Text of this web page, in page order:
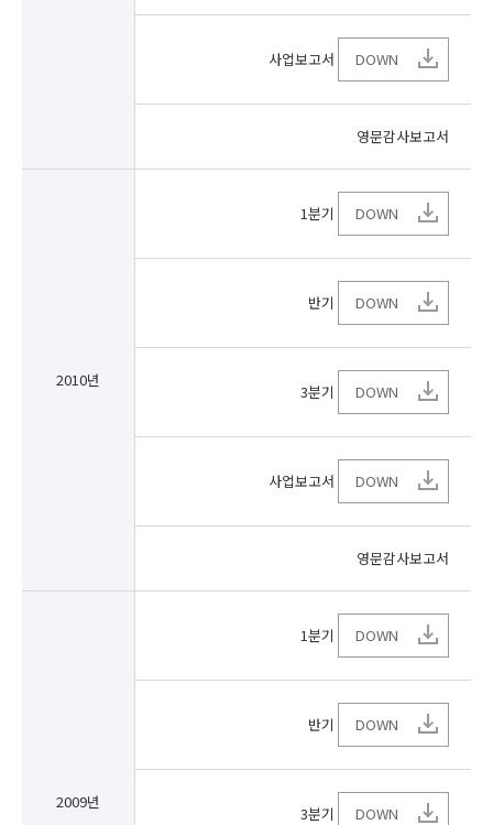
사업보고서 DOWN
영문감사보고서
2010년
1분기 DOWN
반기 DOWN
3분기 DOWN
사업보고서 DOWN
영문감사보고서
2009년
1분기 DOWN
반기 DOWN
3분기 DOWN